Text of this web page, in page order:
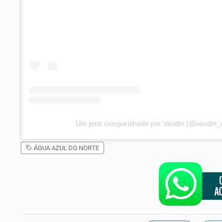
Um post compartilhado por Vandin
ÁGUA AZUL DO NORTE